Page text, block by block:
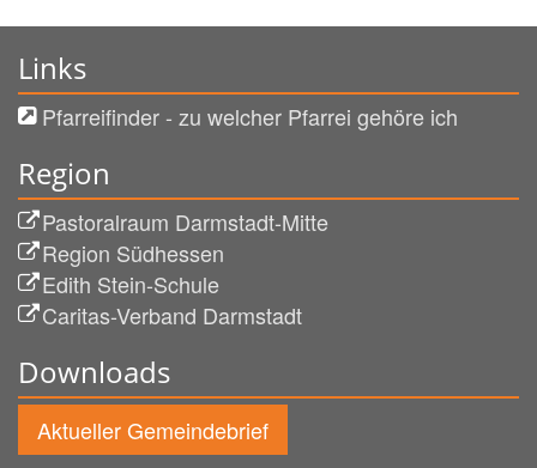
Links
Pfarreifinder - zu welcher Pfarrei gehöre ich
Region
Pastoralraum Darmstadt-Mitte
Region Südhessen
Edith Stein-Schule
Caritas-Verband Darmstadt
Downloads
Aktueller Gemeindebrief